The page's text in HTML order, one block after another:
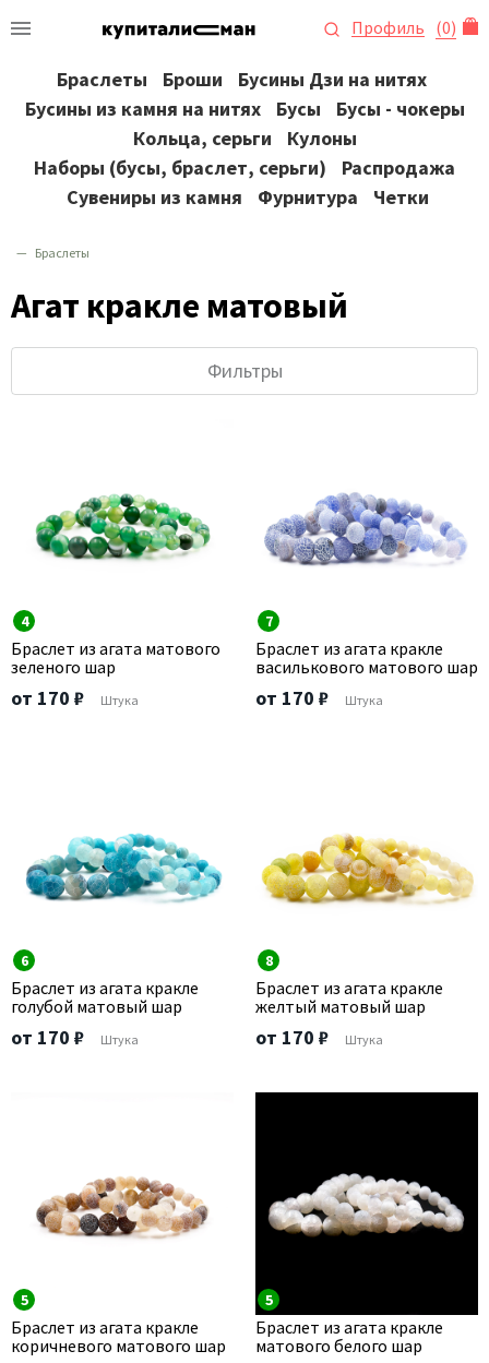
Профиль (0)
Браслеты Броши
Бусины Дзи на нитях
Бусины из камня на нитях
Бусы
Бусы - чокеры
Кольца, серьги
Кулоны
Наборы (бусы, браслет, серьги)
Распродажа
Сувениры из камня
Фурнитура Четки
Браслеты
Агат кракле матовый
Фильтры
4
Браслет из агата матового
зеленого шар
от 170 ₽ Штука
7
Браслет из агата кракле
василькового матового шар
от 170 ₽ Штука
6
Браслет из агата кракле
голубой матовый шар
от 170 ₽ Штука
8
Браслет из агата кракле
желтый матовый шар
от 170 ₽ Штука
5
Браслет из агата кракле
коричневого матового шар
5
Браслет из агата кракле
матового белого шар